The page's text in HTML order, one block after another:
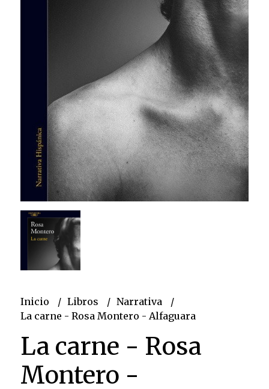
Inicio Libros
Narrativa
La carne - Rosa Montero - Alfaguara
La carne - Rosa
Montero -